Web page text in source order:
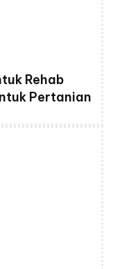
Rehab
Pertanian